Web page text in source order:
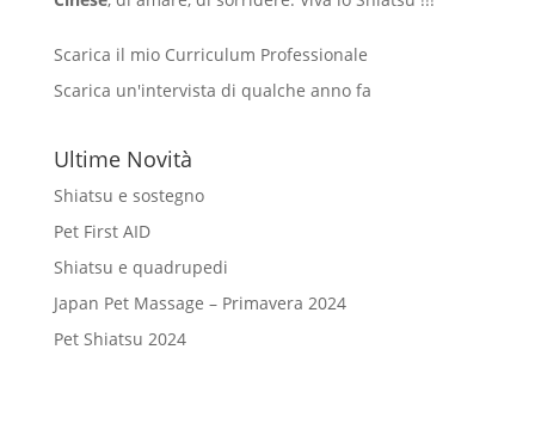
Scarica il mio Curriculum Professionale
Scarica un'intervista di qualche anno fa
Ultime Novità
Shiatsu e sostegno
Pet First AID
Shiatsu e quadrupedi
Japan Pet Massage – Primavera 2024
Pet Shiatsu 2024